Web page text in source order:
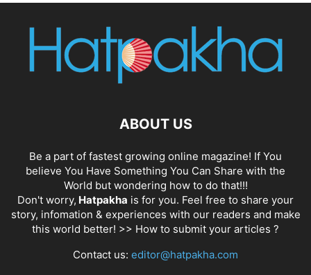
ABOUT US
Be a part of fastest growing online magazine! If You
believe You Have Something You Can Share with the
World but wondering how to do that!!!
Don't worry, Hatpakha is for you. Feel free to share your
story, infomation & experiences with our readers and make
this world better! >> How to submit your articles ?
Contact us: editor@hatpakha.com